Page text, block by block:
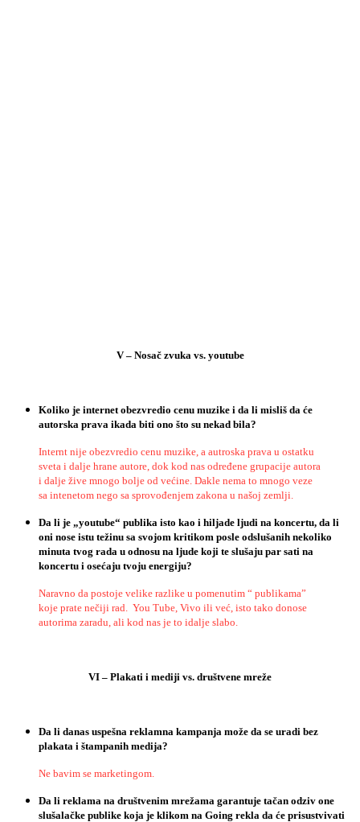
V– Nosač zvuka vs. youtube
Koliko je internet obezvredio cenu muzike i da li misliš da će
autorska prava ikada biti ono što su nekad bila?
Internt nije obezvredio cenu muzike, a autroska prava u ostatku
sveta i dalje hrane autore, dok kod nas određene grupacije autora
i dalje žive mnogo bolje od većine. Dakle nema to mnogo veze
sa intenetom nego sa sprovođenjem zakona u našoj zemlji.
Da li je „youtube“ publika isto kao i hiljade ljudi na koncertu, da li
oni nose istu težinu sa svojom kritikom posle odslušanih nekoliko
minuta tvog rada u odnosu na ljude koji te slušaju par sati na
koncertu i osećaju tvoju energiju?
Naravno da postoje velike razlike u pomenutim “ publikama”
koje prate nečiji rad. You Tube, Vivo ili već, isto tako donose
autorima zaradu, ali kod nas je to idalje slabo.
VI – Plakati i mediji vs. društvene mreže
Da li danas uspešna reklamna kampanja može da se uradi bez
plakata i štampanih medija?
Ne bavim se marketingom.
Da li reklama na društvenim mrežama garantuje tačan odziv one
slušalačke publike koja je klikom na Going rekla da će prisustvivati